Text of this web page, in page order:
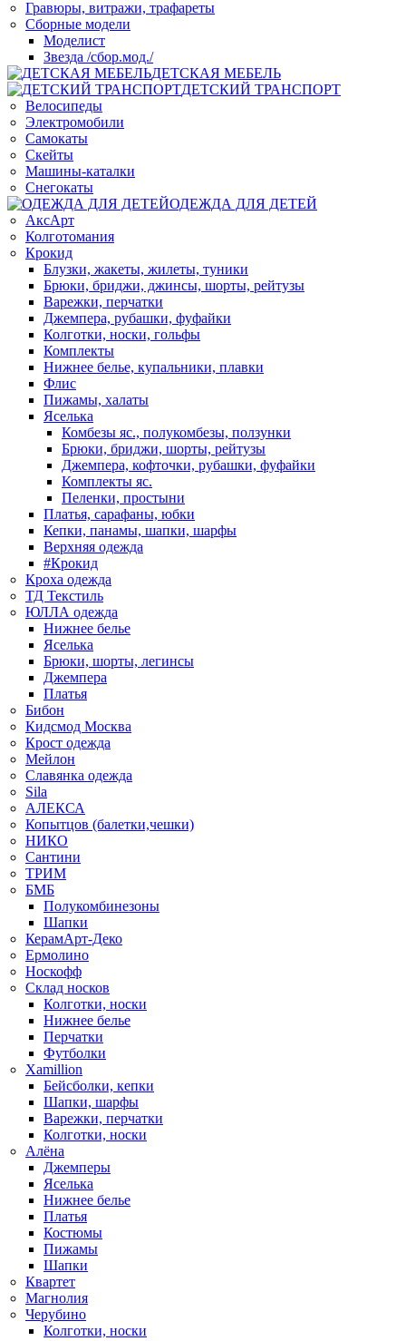
Гравюры, витражи, трафареты
Сборные модели
Моделист
Звезда /сбор.мод./
ДЕТСКАЯ МЕБЕЛЬ
ДЕТСКИЙ ТРАНСПОРТ
Велосипеды
Электромобили
Самокаты
Скейты
Машины-каталки
Снегокаты
ОДЕЖДА ДЛЯ ДЕТЕЙ
АксАрт
Колготомания
Крокид
Блузки, жакеты, жилеты, туники
Брюки, бриджи, джинсы, шорты, рейтузы
Варежки, перчатки
Джемпера, рубашки, фуфайки
Колготки, носки, гольфы
Комплекты
Нижнее белье, купальники, плавки
Флис
Пижамы, халаты
Яселька
Комбезы яс., полукомбезы, ползунки
Брюки, бриджи, шорты, рейтузы
Джемпера, кофточки, рубашки, фуфайки
Комплекты яс.
Пеленки, простыни
Платья, сарафаны, юбки
Кепки, панамы, шапки, шарфы
Верхняя одежда
#Крокид
Кроха одежда
ТД Текстиль
ЮЛЛА одежда
Нижнее белье
Яселька
Брюки, шорты, легинсы
Джемпера
Платья
Бибон
Кидсмод Москва
Крост одежда
Мейлон
Славянка одежда
Sila
АЛЕКСА
Копытцов (балетки,чешки)
НИКО
Сантини
ТРИМ
БМБ
Полукомбинезоны
Шапки
КерамАрт-Деко
Ермолино
Носкофф
Склад носков
Колготки, носки
Нижнее белье
Перчатки
Футболки
Xamillion
Бейсболки, кепки
Шапки, шарфы
Варежки, перчатки
Колготки, носки
Алёна
Джемперы
Яселька
Нижнее белье
Платья
Костюмы
Пижамы
Шапки
Квартет
Магнолия
Черубино
Колготки, носки